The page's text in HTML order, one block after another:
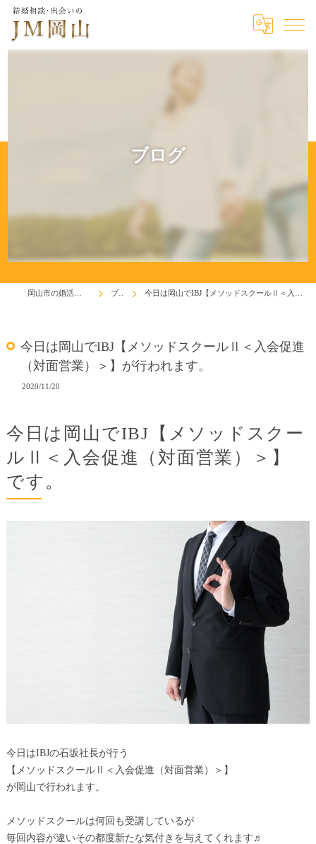
ブログ
岡山市の婚活はジェイエム岡山 ブログ 今日は岡山でIBJ【メソッドスクールⅡ＜入会促進（対面営業）＞】が行われます。
今日は岡山でIBJ【メソッドスクールⅡ＜入会促進
（対面営業）＞】が行われます。
2020/11/20
今日は岡山でIBJ【メソッドスクー
ルⅡ＜入会促進（対面営業）＞】
です。
今日はIBJの石坂社長が行う
【メソッドスクールⅡ＜入会促進（対面営業）＞】
が岡山で行われます。
メソッドスクールは何回も受講しているが
毎回内容が違いその都度新たな気付きを与えてくれます♬